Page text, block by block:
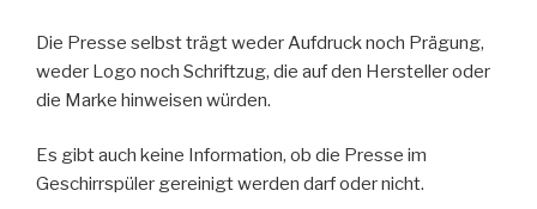
Die Presse selbst trägt weder Aufdruck noch Prägung,
weder Logo noch Schriftzug, die auf den Hersteller oder
die Marke hinweisen würden.
Es gibt auch keine Information, ob die Presse im
Geschirrspüler gereinigt werden darf oder nicht.